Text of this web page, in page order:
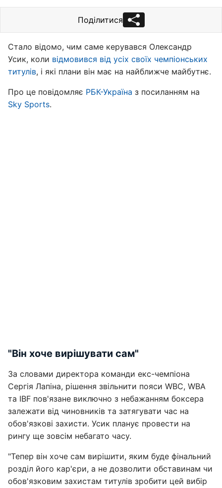
Поділитися
Стало відомо, чим саме керувався Олександр
Усик, коли відмовився від усіх своїх чемпіонських
титулів, і які плани він має на найближче майбутнє.
Про це повідомляє РБК-Україна з посиланням на
Sky Sports.
"Він хоче вирішувати сам"
За словами директора команди екс-чемпіона
Сергія Лапіна, рішення звільнити пояси WBC, WBA
та IBF пов'язане виключно з небажанням боксера
залежати від чиновників та затягувати час на
обов'язкові захисти. Усик планує провести на
рингу ще зовсім небагато часу.
"Тепер він хоче сам вирішити, яким буде фінальний
розділ його кар'єри, а не дозволити обставинам чи
обов'язковим захистам титулів зробити цей вибір